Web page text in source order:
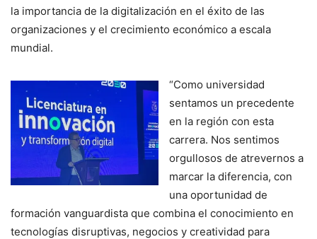
la importancia de la digitalización en el éxito de las
organizaciones y el crecimiento económico a escala
mundial.
“Como universidad
sentamos un precedente
en la región con esta
carrera. Nos sentimos
orgullosos de atrevernos a
marcar la diferencia, con
una oportunidad de
formación vanguardista que combina el conocimiento en
tecnologías disruptivas, negocios y creatividad para